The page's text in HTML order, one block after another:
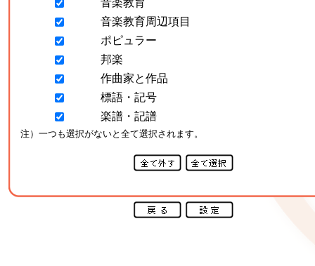
音楽教育
音楽教育周辺項目
ポピュラー
邦楽
作曲家と作品
標語・記号
楽譜・記譜
注）一つも選択がないと全て選択されます。